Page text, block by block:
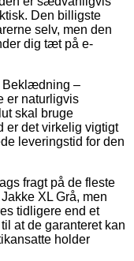
Den billigste
selv, men den
dig tæt på e-
Beklædning –
er naturligvis
skal bruge
er det virkelig vigtigt
leveringstid for den
fragt på de fleste
XL Grå, men
tidligere end et
at de garanteret kan
holder